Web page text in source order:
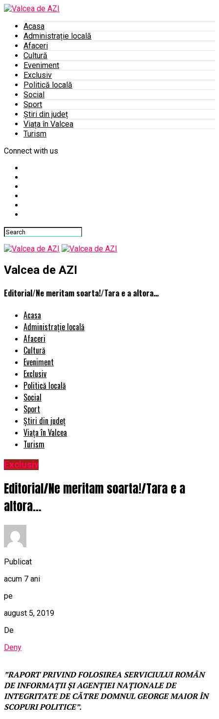
Acasa
Administrație locală
Afaceri
Cultură
Eveniment
Exclusiv
Politică locală
Social
Sport
Știri din județ
Viața în Valcea
Turism
Connect with us
Valcea de AZI
Editorial/Ne meritam soarta!/Tara e a altora…
Acasa
Administrație locală
Afaceri
Cultură
Eveniment
Exclusiv
Politică locală
Social
Sport
Știri din județ
Viața în Valcea
Turism
Exclusiv
Editorial/Ne meritam soarta!/Tara e a
altora…
Publicat
acum 7 ani
pe
august 5, 2019
De
Deny
”RAPORT PRIVIND FOLOSIREA SERVICIULUI ROMÂN
DE INFORMAŢII ŞI AGENŢIEI NAŢIONALE DE
INTEGRITATE DE CĂTRE DOMNUL GEORGE MAIOR ÎN
SCOPURI POLITICE”.